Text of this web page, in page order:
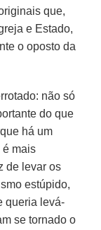
que,
e Estado,
o oposto da
não só
do que
há um
é mais
de levar os
estúpido,
queria levá-
se tornado o